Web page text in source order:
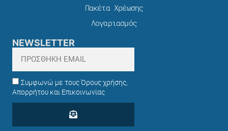
Πακέτα Χρέωσης​
Λογαριασμός
NEWSLETTER
Συμφωνώ με τους Όρους χρήσης,
Απορρήτου και Επικοινωνίας